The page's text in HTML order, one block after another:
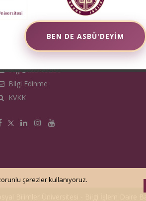
bilgi@asbu.edu.tr
Bilgi Edinme
KVKK
Bilimler Üniversitesi -
çerezler kullanıyoruz.
BEN DE ASBÜ'DEYİM